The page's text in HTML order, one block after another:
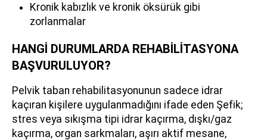
Kronik kabızlık ve kronik öksürük gibi
zorlanmalar
HANGİ DURUMLARDA REHABİLİTASYONA
BAŞVURULUYOR?
Pelvik taban rehabilitasyonunun sadece idrar
kaçıran kişilere uygulanmadığını ifade eden Şefik;
stres veya sıkışma tipi idrar kaçırma, dışkı/gaz
kaçırma, organ sarkmaları, aşırı aktif mesane,